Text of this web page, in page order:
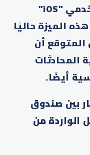
ويتوفر هذا التحديث لمستخدمي "iOS"
الميزة حاليًا
المتوقع أن
المحادثات
أيضًا.
بين صندوق
الواردة من